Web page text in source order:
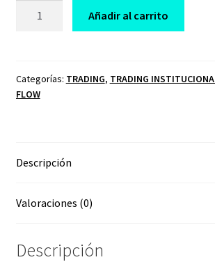
PROFILE
ORDER
JOSE
cantidad
Añadir al carrito
Categorías: TRADING, TRADING
FLOW
Descripción
Valoraciones (0)
Descripción